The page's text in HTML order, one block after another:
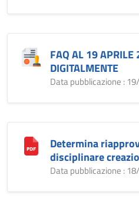
FAQ AL 19 APRILE
DIGITALMENTE
Data pubblicazione :
Determina
disciplinare
Data pubblicazione :